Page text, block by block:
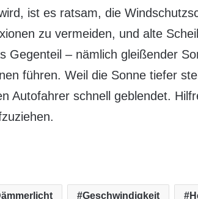
ist es ratsam, die
zu vermeiden, und alte
Gegenteil – nämlich gleißender
führen. Weil die Sonne tiefer
Autofahrer schnell geblendet.
Geschwindigkeit